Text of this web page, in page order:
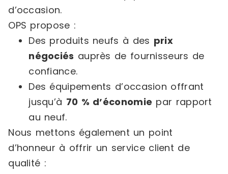
d’occasion.
OPS propose :
Des produits neufs à des prix
négociés auprès de fournisseurs de
confiance.
Des équipements d’occasion offrant
jusqu’à 70 % d’économie par rapport
au neuf.
Nous mettons également un point
d’honneur à offrir un service client de
qualité :